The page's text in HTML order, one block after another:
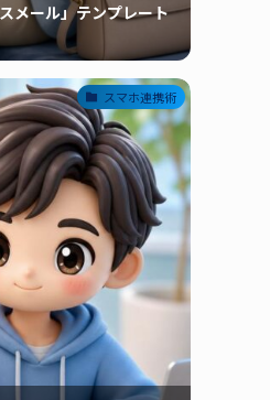
メール」テンプレート
スマホ連携術